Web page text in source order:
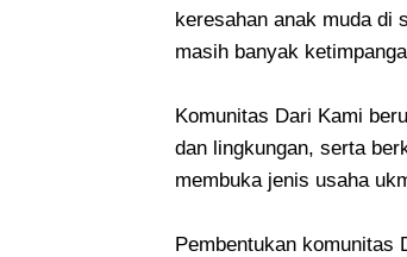
keresahan anak muda di
masih banyak
Komunitas Dari Kami
dan lingkungan, serta
membuka jenis usaha
Pembentukan komunitas